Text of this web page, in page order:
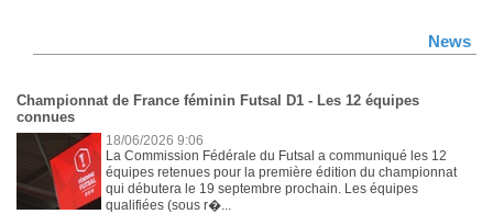
News
Championnat de France féminin Futsal D1 - Les 12 équipes
connues
18/06/2026 9:06
La Commission Fédérale du Futsal a communiqué les 12
équipes retenues pour la première édition du championnat
qui débutera le 19 septembre prochain. Les équipes
qualifiées (sous r�...